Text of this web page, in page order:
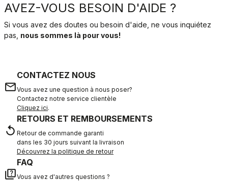
AVEZ-VOUS BESOIN D'AIDE ?
Si vous avez des doutes ou besoin d'aide, ne vous inquiétez
pas, nous sommes là pour vous!
email
CONTACTEZ NOUS
Vous avez une question à nous poser?
Contactez notre service clientèle
Cliquez ici.
replay
RETOURS ET REMBOURSEMENTS
Retour de commande garanti
dans les 30 jours suivant la livraison
Découvrez la politique de retour
quiz
FAQ
Vous avez d'autres questions ?